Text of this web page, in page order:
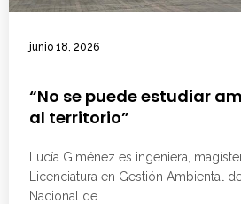
junio 18, 2026
“No se puede estudiar
al territorio”
Lucía Giménez es ingeniera,
Licenciatura en Gestión Ambiental
Nacional de